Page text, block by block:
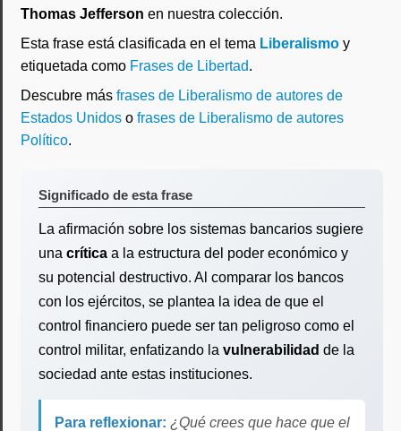
Thomas Jefferson en nuestra colección.
Esta frase está clasificada en el tema Liberalismo y
etiquetada como Frases de Libertad.
Descubre más frases de Liberalismo de autores de
Estados Unidos o frases de Liberalismo de autores
Político.
Significado de esta frase
La afirmación sobre los sistemas bancarios sugiere
una crítica a la estructura del poder económico y
su potencial destructivo. Al comparar los bancos
con los ejércitos, se plantea la idea de que el
control financiero puede ser tan peligroso como el
control militar, enfatizando la vulnerabilidad de la
sociedad ante estas instituciones.
Para reflexionar: ¿Qué crees que hace que el